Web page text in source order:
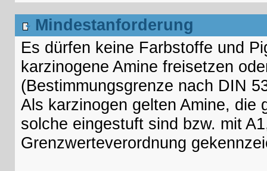
Mindestanforderung
Es dürfen keine Farbstoffe und
karzinogene Amine freisetzen
(Bestimmungsgrenze nach DIN
Als karzinogen gelten Amine, die
solche eingestuft sind bzw. mit
Grenzwerteverordnung